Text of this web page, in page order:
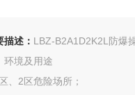
描述： LBZ-B2A1D2K2L防爆
环境及用途
、2区危险场所；